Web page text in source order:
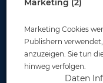
Marketing (2)
Marketing Cookies
Publishern
anzuzeigen. Sie tun
hinweg verfolgen.
Daten